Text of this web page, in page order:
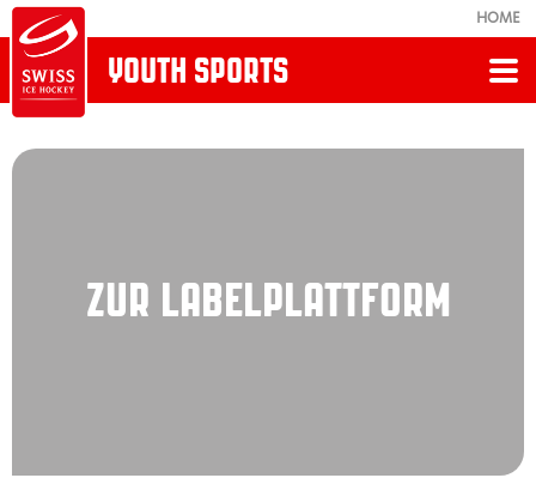
HOME
YOUTH SPORTS
ZUR LABELPLATTFORM